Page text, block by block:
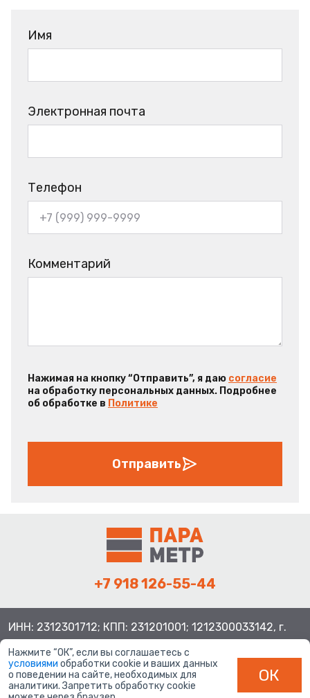
Имя
Электронная почта
Телефон
Комментарий
Нажимая на кнопку “Отправить”, я даю согласие
на обработку персональных данных. Подробнее
об обработке в Политике
Отправить
+7 918 126-55-44
ИНН: 2312301712; КПП: 231201001; 1212300033142, г.
Нажмите “ОК”, если вы соглашаетесь с
условиями обработки cookie и ваших данных
о поведении на сайте, необходимых для
аналитики. Запретить обработку cookie
ОК